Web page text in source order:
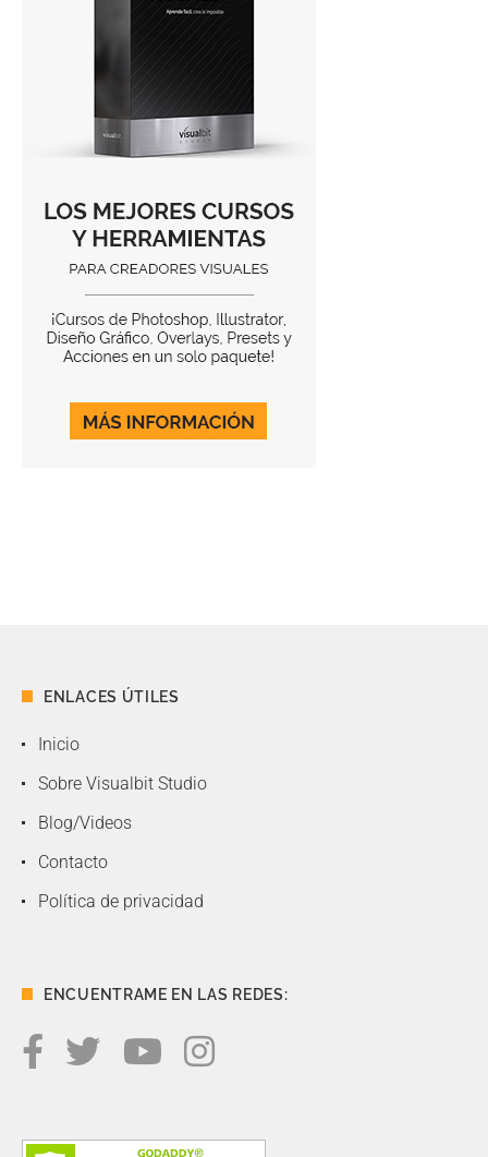
ENLACES ÚTILES
Inicio
Sobre Visualbit Studio
Blog/Videos
Contacto
Política de privacidad
ENCUENTRAME EN LAS REDES: